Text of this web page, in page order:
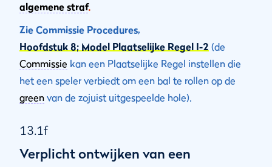
algemene straf.
Zie Commissie Procedures,
Hoofdstuk 8; Model Plaatselijke Regel I-2 (de
Commissie kan een Plaatselijke Regel instellen die
het een speler verbiedt om een bal te rollen op de
green van de zojuist uitgespeelde hole).
13.1f
Verplicht ontwijken van een